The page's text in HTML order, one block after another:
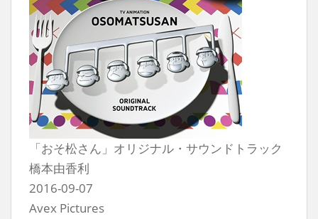
「おそ松さん」オリジナル・サウンドトラック
橋本由香利
2016-09-07
Avex Pictures